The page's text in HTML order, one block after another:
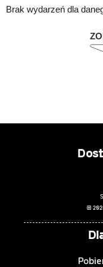
Brak wydarzeń dla
©